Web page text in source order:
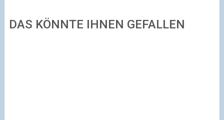
DAS KÖNNTE IHNEN GEFALLEN